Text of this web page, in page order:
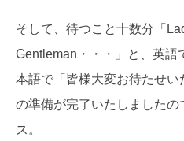
そして、待つこと十数分「
Gentleman・・・」と、英語
本語で「皆様大変お待たせ
の準備が完了いたしました
ス。